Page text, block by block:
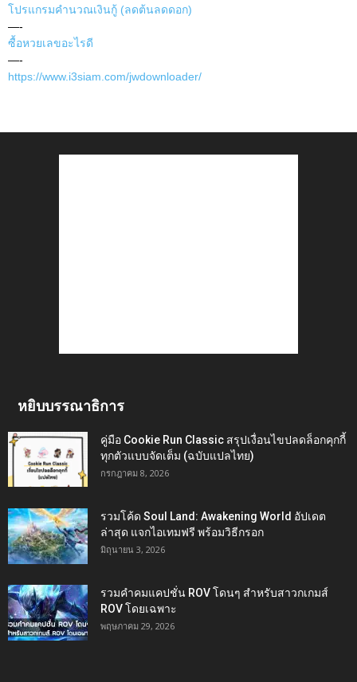
โปรแกรมคำนวณเงินกู้ (ลดต้นลดดอก)
—-
ซื้อหวยเลขอะไรดี
—-
https://www.i3siam.com/jwdownloader/
หยิบบรรณาธิการ
คู่มือ Cookie Run Classic สรุปเงื่อนไขปลดล็อกคุกกี้
ทุกตัวแบบจัดเต็ม (ฉบับแปลไทย)
กรกฎาคม 8, 2026
รวมโค้ด Soul Land: Awakening World อัปเดต
ล่าสุด แจกไอเทมฟรี พร้อมวิธีกรอก
มิถุนายน 3, 2026
รวมคำคมแคปชั่น ROV โดนๆ สำหรับสาวกเกมส์
ROV โดยเฉพาะ
พฤษภาคม 29, 2026